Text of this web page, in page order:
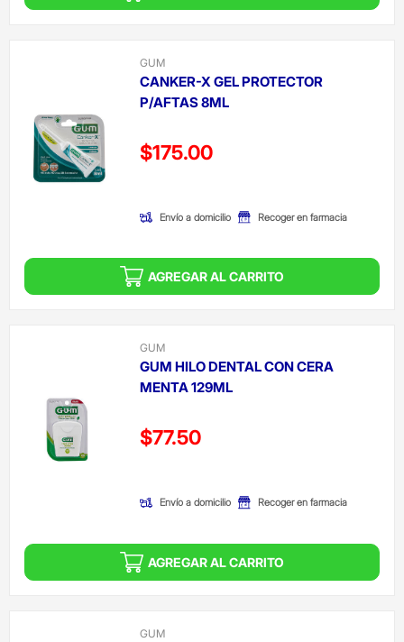
GUM
CANKER-X GEL PROTECTOR
P/AFTAS 8ML
Precio reducido de
$175.00
Envío a domicilio Recoger en farmacia
AGREGAR AL CARRITO
GUM
GUM HILO DENTAL CON CERA
MENTA 129ML
Precio reducido de
$77.50
Envío a domicilio Recoger en farmacia
AGREGAR AL CARRITO
GUM